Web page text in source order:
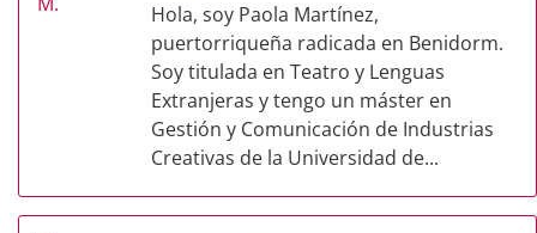
Hola, soy Paola Martínez,
puertorriqueña radicada en Benidorm.
Soy titulada en Teatro y Lenguas
Extranjeras y tengo un máster en
Gestión y Comunicación de Industrias
Creativas de la Universidad de...